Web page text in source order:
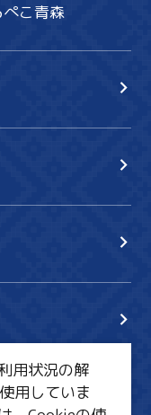
ぺこ青森
用状況の解
用していま